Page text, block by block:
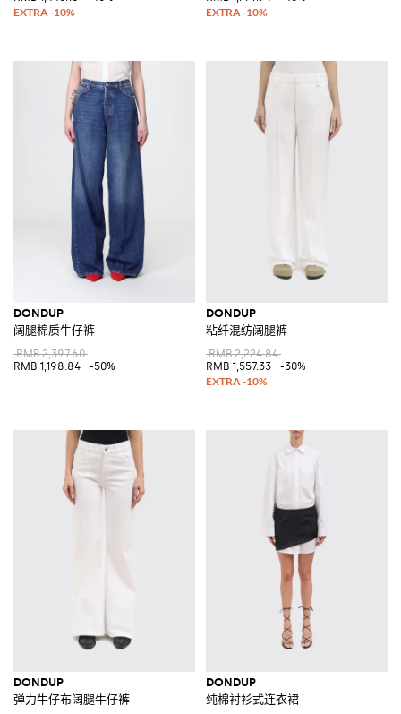
DONDUP
阔腿棉质牛仔裤
RMB 2,397.60
RMB 1,198.84
-50%
DONDUP
粘纤混纺阔腿裤
RMB 2,224.84
RMB 1,557.33
-30%
DONDUP
弹力牛仔布阔腿牛仔裤
DONDUP
纯棉衬衫式连衣裙